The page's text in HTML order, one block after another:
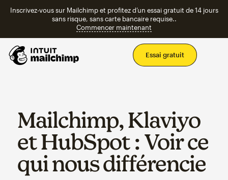
Inscrivez-vous sur Mailchimp et profitez d’un essai gratuit de 14 jours
sans risque, sans carte bancaire requise..
Commencer maintenant
Essai gratuit
Mailchimp, Klaviyo
et HubSpot : Voir ce
qui nous différencie